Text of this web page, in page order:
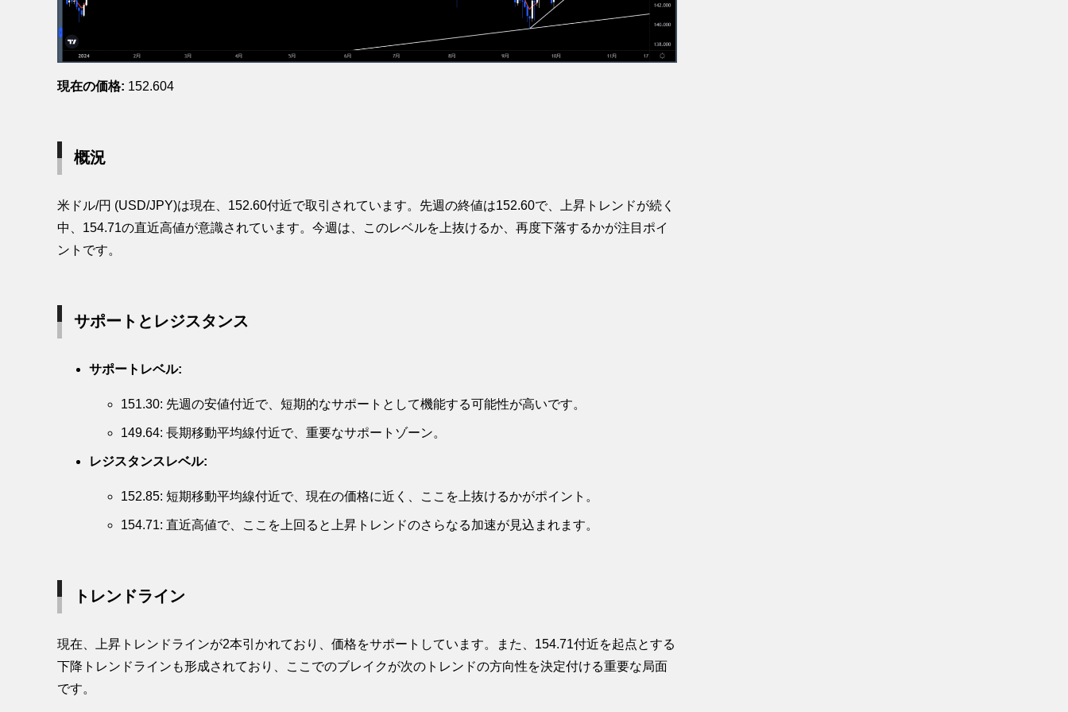
現在の価格: 152.604
概況
米ドル/円 (USD/JPY)は現在、152.60付近で取引されています。先週の終値は152.60で、上昇トレンドが続く
中、154.71の直近高値が意識されています。今週は、このレベルを上抜けるか、再度下落するかが注目ポイ
ントです。
サポートとレジスタンス
サポートレベル:
151.30: 先週の安値付近で、短期的なサポートとして機能する可能性が高いです。
149.64: 長期移動平均線付近で、重要なサポートゾーン。
レジスタンスレベル:
152.85: 短期移動平均線付近で、現在の価格に近く、ここを上抜けるかがポイント。
154.71: 直近高値で、ここを上回ると上昇トレンドのさらなる加速が見込まれます。
トレンドライン
現在、上昇トレンドラインが2本引かれており、価格をサポートしています。また、154.71付近を起点とする
下降トレンドラインも形成されており、ここでのブレイクが次のトレンドの方向性を決定付ける重要な局面
です。